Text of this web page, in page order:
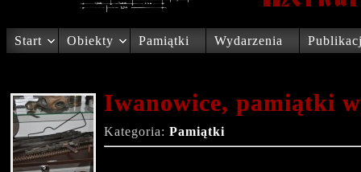
Start Obiekty Pamiątki Wydarzenia
Iwanowice, pamiątki
Kategoria: Pamiątki